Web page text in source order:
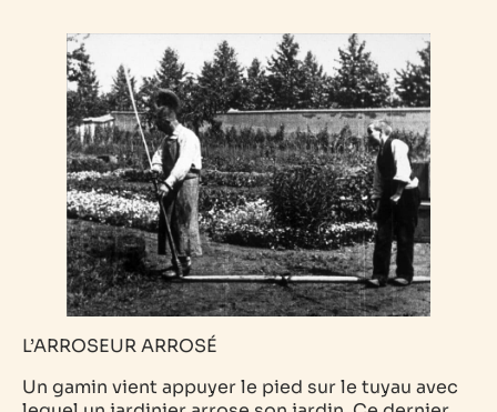
L’ARROSEUR ARROSÉ
Un gamin vient appuyer le pied sur le tuyau avec